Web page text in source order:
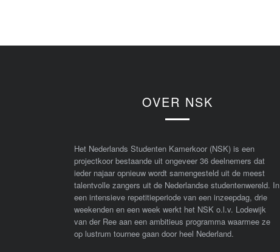
OVER NSK
Het Nederlands Studenten Kamerkoor (NSK) is een
projectkoor bestaande uit ongeveer 36 deelnemers dat
ieder najaar opnieuw wordt samengesteld uit de meest
talentvolle zangers uit de Nederlandse studentenwereld. In
een intensieve repetitieperiode van een inzeepdag, drie
weekenden en een week werkt het NSK o.l.v. Lodewijk
van der Ree aan een ambitieus programma waarmee ze
op lustrum tournee gaan door heel Nederland.